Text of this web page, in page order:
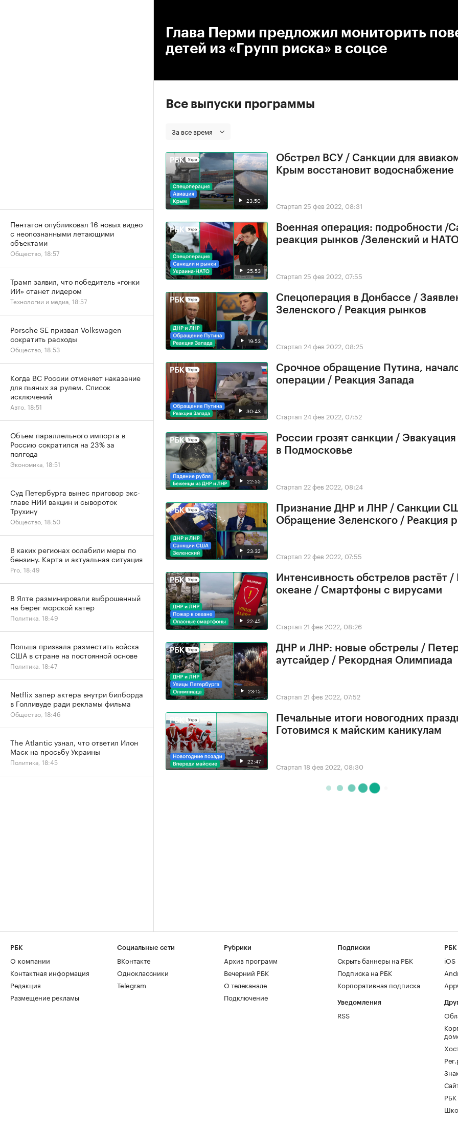
Глава Перми предложил мониторить
детей из «Групп риска» в соцсе
Все выпуски программы
За все время
23:50
Обстрел ВСУ / Санкции для
Крым восстановит водоснабжение
Стартап 25 фев 2022, 08:31
25:53
Военная операция: подробности /
реакция рынков /Зеленский и
Стартап 25 фев 2022, 07:55
19:53
Спецоперация в Донбассе /
Зеленского / Реакция рынков
Стартап 24 фев 2022, 08:25
30:43
Срочное обращение Путина,
операции / Реакция Запада
Стартап 24 фев 2022, 07:52
22:55
России грозят санкции /
в Подмосковье
Стартап 22 фев 2022, 08:24
23:32
Признание ДНР и ЛНР / Санкции
Обращение Зеленского / Реакция
Стартап 22 фев 2022, 07:55
22:45
Интенсивность обстрелов растёт
океане / Смартфоны с вирусами
Стартап 21 фев 2022, 08:26
23:15
ДНР и ЛНР: новые обстрелы /
аутсайдер / Рекордная Олимпиада
Стартап 21 фев 2022, 07:52
22:47
Печальные итоги новогодних
Готовимся к майским каникулам
Стартап 18 фев 2022, 08:30
Пентагон опубликовал 16 новых видео
с неопознанными летающими
объектами
Общество, 18:57
Трамп заявил, что победитель «гонки
ИИ» станет лидером
Технологии и медиа, 18:57
Porsche SE призвал Volkswagen
сократить расходы
Общество, 18:53
Когда ВС России отменяет наказание
для пьяных за рулем. Список
исключений
Авто, 18:51
Объем параллельного импорта в
Россию сократился на 23% за
полгода
Экономика, 18:51
Суд Петербурга вынес приговор экс-
главе НИИ вакцин и сывороток
Трухину
Общество, 18:50
В каких регионах ослабили меры по
бензину. Карта и актуальная ситуация
Pro, 18:49
В Ялте разминировали выброшенный
на берег морской катер
Политика, 18:49
Польша призвала разместить войска
США в стране на постоянной основе
Политика, 18:47
Netflix запер актера внутри билборда
в Голливуде ради рекламы фильма
Общество, 18:46
The Atlantic узнал, что ответил Илон
Маск на просьбу Украины
Политика, 18:45
РБК
О компании
Контактная информация
Редакция
Размещение рекламы
Социальные сети
ВКонтакте
Одноклассники
Telegram
Рубрики
Архив программ
Вечерний РБК
О телеканале
Подключение
Подписки
Скрыть баннеры на РБК
Подписка на РБК
Корпоративная подписка
Уведомления
RSS
РБК
iOS